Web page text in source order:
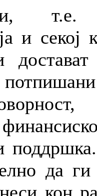
т.е.
и секој
да ги